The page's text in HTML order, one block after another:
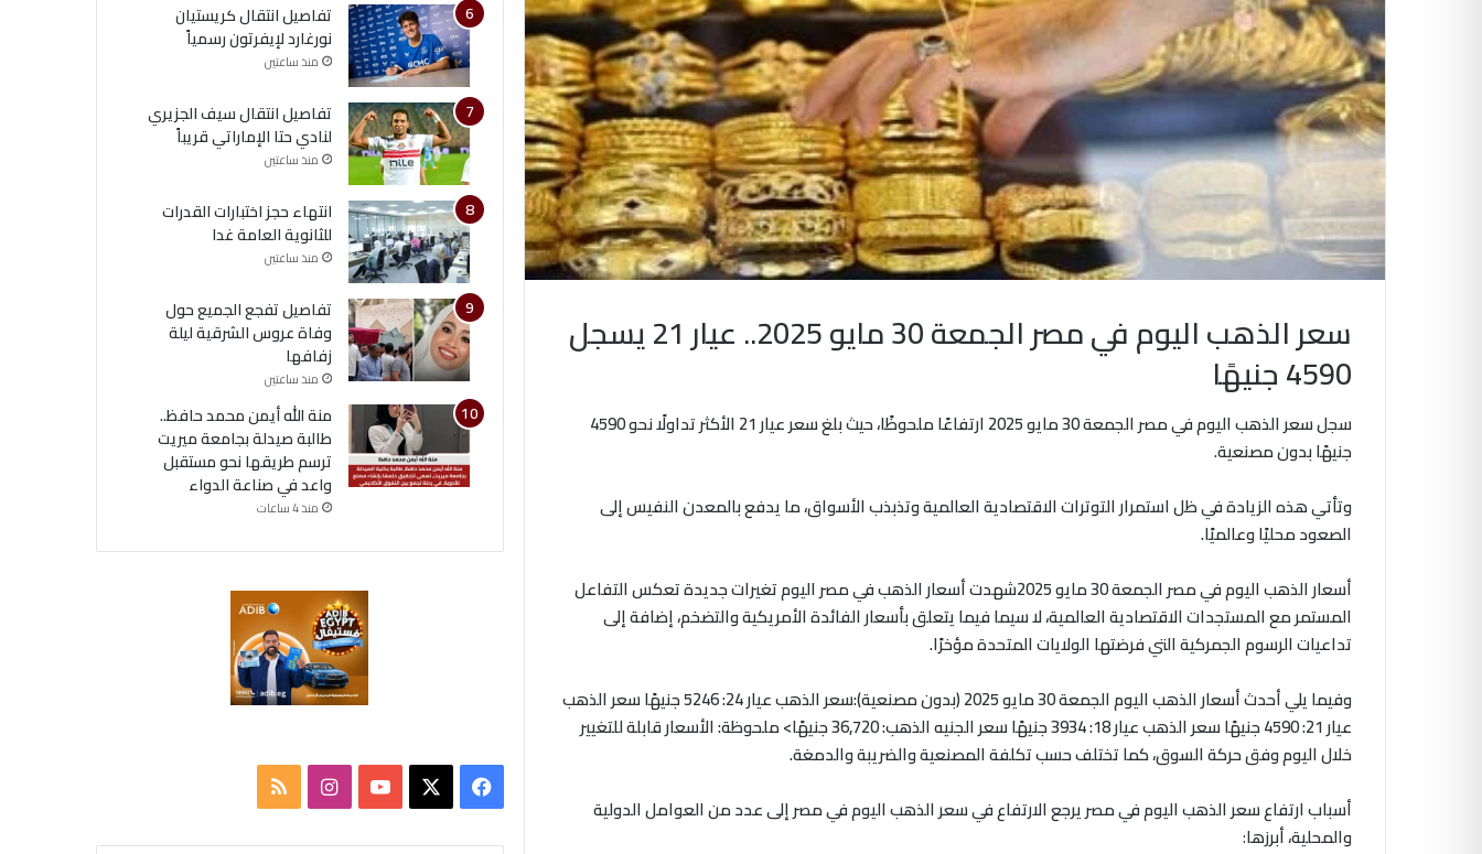
سعر الذهب اليوم في مصر الجمعة 30 مايو 2025.. عيار 21 يسجل
4590 جنيهًا
سجل سعر الذهب اليوم في مصر الجمعة 30 مايو 2025 ارتفاعًا ملحوظًا، حيث بلغ سعر عيار 21 الأكثر تداولًا نحو 4590
جنيهًا بدون مصنعية.
وتأتي هذه الزيادة في ظل استمرار التوترات الاقتصادية العالمية وتذبذب الأسواق، ما يدفع بالمعدن النفيس إلى
الصعود محليًا وعالميًا.
أسعار الذهب اليوم في مصر الجمعة 30 مايو 2025شهدت أسعار الذهب في مصر اليوم تغيرات جديدة تعكس التفاعل
المستمر مع المستجدات الاقتصادية العالمية، لا سيما فيما يتعلق بأسعار الفائدة الأمريكية والتضخم، إضافة إلى
تداعيات الرسوم الجمركية التي فرضتها الولايات المتحدة مؤخرًا.
وفيما يلي أحدث أسعار الذهب اليوم الجمعة 30 مايو 2025 (بدون مصنعية):سعر الذهب عيار 24: 5246 جنيهًا سعر الذهب
عيار 21: 4590 جنيهًا سعر الذهب عيار 18: 3934 جنيهًا سعر الجنيه الذهب: 36,720 جنيهًا> ملحوظة: الأسعار قابلة للتغيير
خلال اليوم وفق حركة السوق، كما تختلف حسب تكلفة المصنعية والضريبة والدمغة.
أسباب ارتفاع سعر الذهب اليوم في مصر يرجع الارتفاع في سعر الذهب اليوم في مصر إلى عدد من العوامل الدولية
والمحلية، أبرزها:
تفاصيل انتقال كريستيان
نورغارد لإيفرتون رسمياً
منذ ساعتين
تفاصيل انتقال سيف الجزيري
لنادي حتا الإماراتي قريباً
منذ ساعتين
انتهاء حجز اختبارات القدرات
للثانوية العامة غدا
منذ ساعتين
تفاصيل تفجع الجميع حول
وفاة عروس الشرقية ليلة
زفافها
منذ ساعتين
منة الله أيمن محمد حافظ..
طالبة صيدلة بجامعة ميريت
ترسم طريقها نحو مستقبل
واعد في صناعة الدواء
منذ 4 ساعات
فيسبوك ‫YouTubeانستقرامملخص